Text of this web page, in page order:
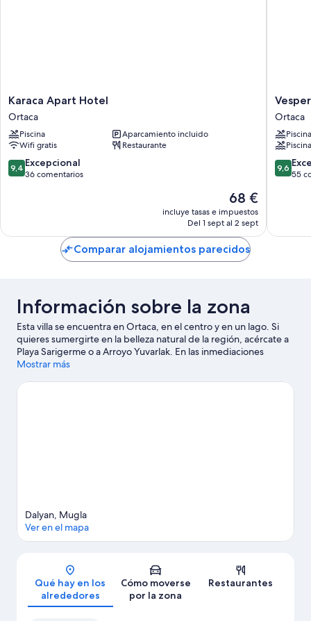
Karaca
Apart
Hotel
Ortaca
Karaca Apart Hotel
Ortaca
Piscina
Aparcamiento incluido
Wifi gratis
Restaurante
9.4
sobre
9,4 Excepcional
36 comentarios
El
precio
actual
de
68 €
68 €
incluye tasas e impuestos
Del 1 sept al 2 sept
Vespera
Hotel
Ortaca
Ortaca
Piscina
9.6
sobre
9,6
55
Comparar alojamientos parecidos
Información sobre la zona
Esta villa se encuentra en Ortaca, en el centro y en un lago. Si
quieres sumergirte en la belleza natural de la región, acércate a
Playa Sarigerme o a Arroyo Yuvarlak. En las inmediaciones
podrás practicar actividades como submarinismo o esnórquel,
Ortaca
Mostrar más
Mapa
Dalyan, Mugla
Ver en el mapa
Qué hay en los
alrededores
Cómo moverse
por la zona
Restaurantes